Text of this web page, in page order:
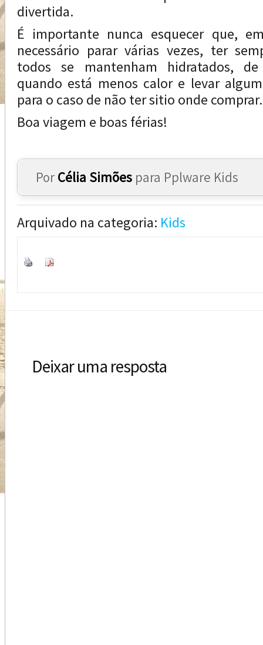
divertida.
É importante nunca esquecer que,
necessário parar várias vezes, ter
todos se mantenham hidratados,
quando está menos calor e levar
para o caso de não ter sitio onde comprar.
Boa viagem e boas férias!
Por Célia Simões para Pplware Kids
Arquivado na categoria: Kids
Deixar uma resposta